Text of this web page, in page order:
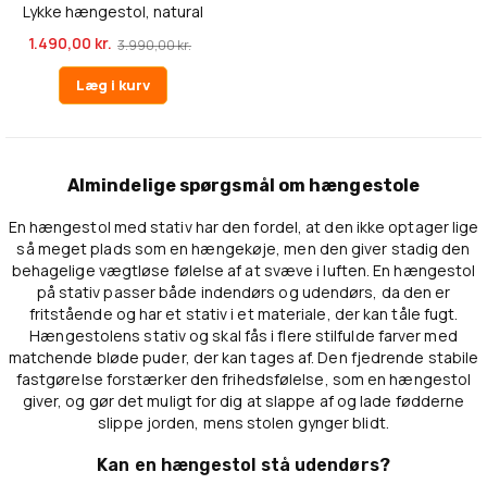
Lykke hængestol, natural
1.490,00 kr. 3.990,00 kr.
Læg i kurv
Almindelige spørgsmål om hængestole
En hængestol med stativ har den fordel, at den ikke optager lige
så meget plads som en hængekøje, men den giver stadig den
behagelige vægtløse følelse af at svæve i luften. En hængestol
på stativ passer både indendørs og udendørs, da den er
fritstående og har et stativ i et materiale, der kan tåle fugt.
Hængestolens stativ og skal fås i flere stilfulde farver med
matchende bløde puder, der kan tages af. Den fjedrende stabile
fastgørelse forstærker den frihedsfølelse, som en hængestol
giver, og gør det muligt for dig at slappe af og lade fødderne
slippe jorden, mens stolen gynger blidt.
Kan en hængestol stå udendørs?